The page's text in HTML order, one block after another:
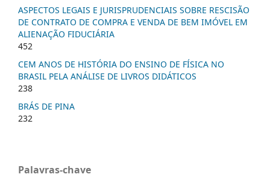
ASPECTOS LEGAIS E JURISPRUDENCIAIS SOBRE RESCISÃO
DE CONTRATO DE COMPRA E VENDA DE BEM IMÓVEL EM
ALIENAÇÃO FIDUCIÁRIA
452
CEM ANOS DE HISTÓRIA DO ENSINO DE FÍSICA NO
BRASIL PELA ANÁLISE DE LIVROS DIDÁTICOS
238
BRÁS DE PINA
232
Palavras-chave